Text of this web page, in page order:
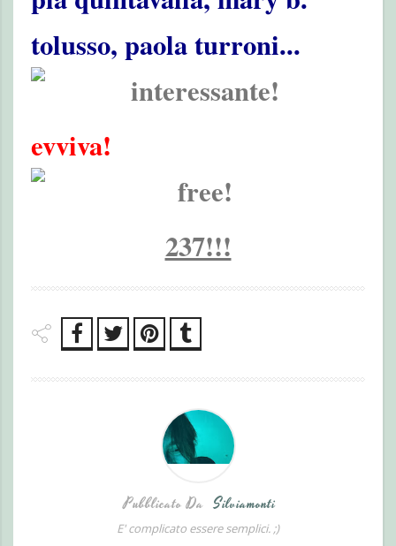
tolusso, paola turroni...
evviva!
237!!!
Pubblicato Da Silviamonti
E' complicato essere semplici. ;)